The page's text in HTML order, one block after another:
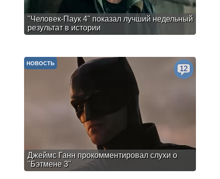
"Человек-Паук 4" показал лучший недельный
результат в истории
Джеймс Ганн прокомментировал слухи о
"Бэтмене 3"
НОВОСТЬ
12